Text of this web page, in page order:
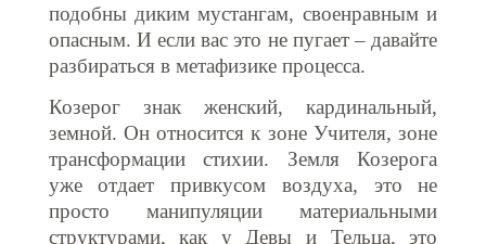
подобны диким мустангам, своенравным и
опасным. И если вас это не пугает – давайте
разбираться в метафизике процесса.
Козерог знак женский, кардинальный,
земной. Он относится к зоне Учителя, зоне
трансформации стихии. Земля Козерога
уже отдает привкусом воздуха, это не
просто манипуляции материальными
структурами, как у Девы и Тельца, это